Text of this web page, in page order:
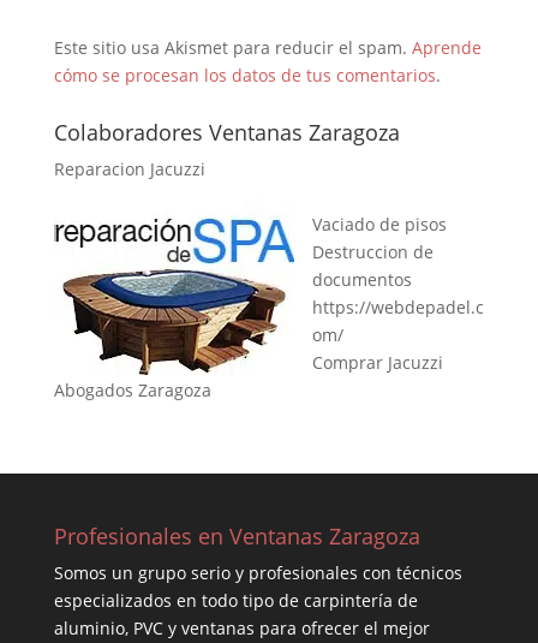
Este sitio usa Akismet para reducir el spam. Aprende
cómo se procesan los datos de tus comentarios.
Colaboradores Ventanas Zaragoza
Reparacion Jacuzzi
Vaciado de pisos
Destruccion de
documentos
https://webdepadel.c
om/
Comprar Jacuzzi
Abogados Zaragoza
Profesionales en Ventanas Zaragoza
Somos un grupo serio y profesionales con técnicos
especializados en todo tipo de carpintería de
aluminio, PVC y ventanas para ofrecer el mejor